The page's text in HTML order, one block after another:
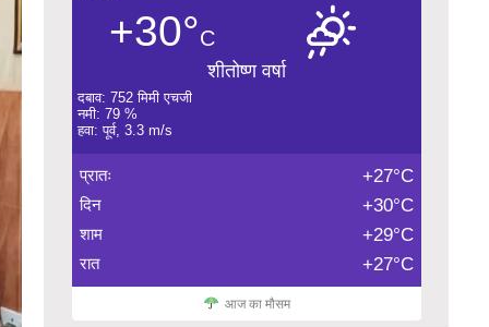
+30°C
शीतोष्ण वर्षा
दबाव: 752 मिमी एचजी
नमी: 79 %
हवा: पूर्व, 3.3 m/s
प्रातः +27°C
दिन +30°C
शाम +29°C
रात +27°C
आज का मौसम